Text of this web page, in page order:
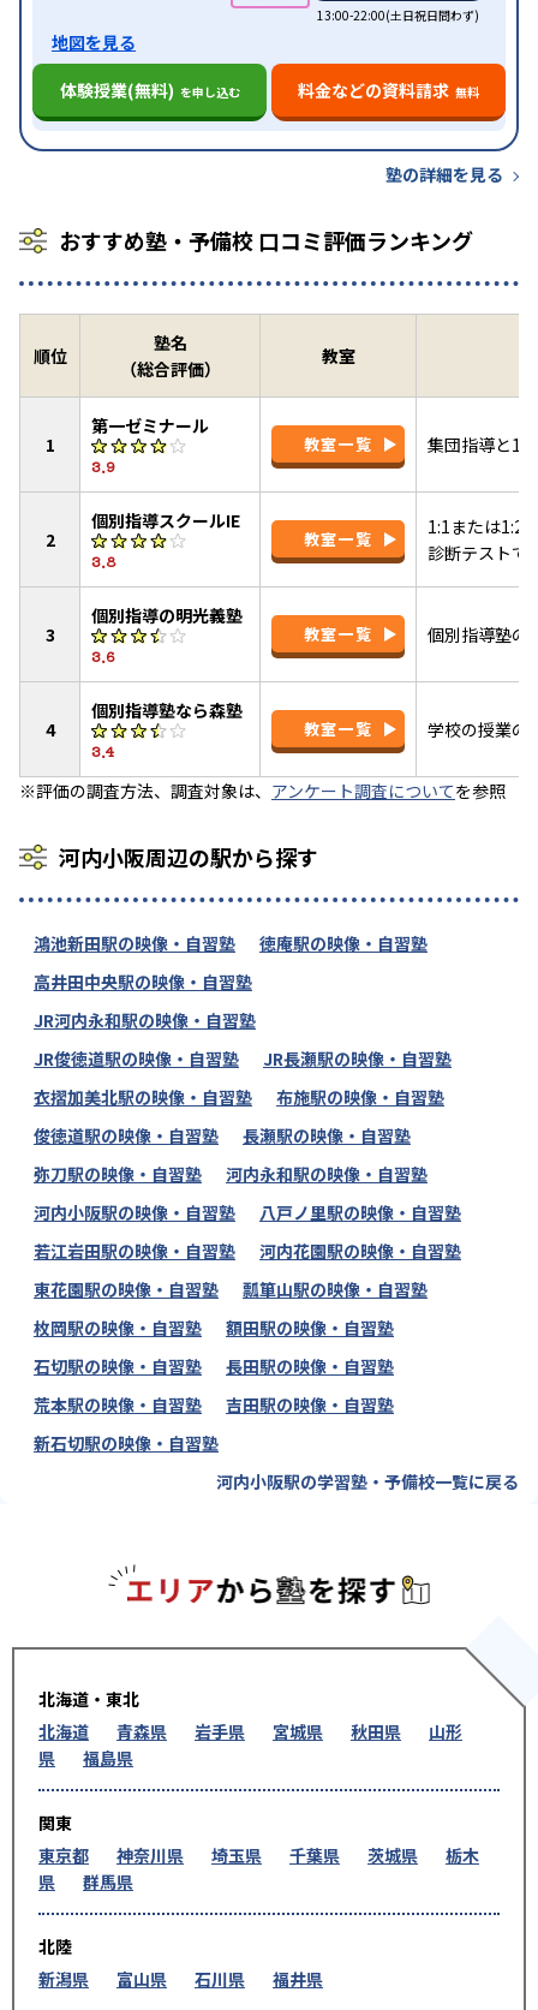
13:00-22:00(土日祝日問わず)
地図を見る
体験授業(無料) を申し込む 料金などの資料請求 無料
塾の詳細を見る
おすすめ塾・予備校 口コミ評価ランキング
順位
塾名
（総合評価）
教室
1
第一ゼミナール
3.9
教室一覧 集団指導と
2
個別指導スクールIE
3.8
教室一覧
1:1または1:2
診断テストで
3
個別指導の明光義塾
3.6
教室一覧 個別指導塾の
4
個別指導塾なら森塾
3.4
教室一覧 学校の授業の
※評価の調査方法、調査対象は、 アンケート調査についてを参照
河内小阪周辺の駅から探す
鴻池新田駅の映像・自習塾
徳庵駅の映像・自習塾
高井田中央駅の映像・自習塾
JR河内永和駅の映像・自習塾
JR俊徳道駅の映像・自習塾
JR長瀬駅の映像・自習塾
衣摺加美北駅の映像・自習塾
布施駅の映像・自習塾
俊徳道駅の映像・自習塾
長瀬駅の映像・自習塾
弥刀駅の映像・自習塾
河内永和駅の映像・自習塾
河内小阪駅の映像・自習塾
八戸ノ里駅の映像・自習塾
若江岩田駅の映像・自習塾
河内花園駅の映像・自習塾
東花園駅の映像・自習塾
瓢箪山駅の映像・自習塾
枚岡駅の映像・自習塾
額田駅の映像・自習塾
石切駅の映像・自習塾
長田駅の映像・自習塾
荒本駅の映像・自習塾
吉田駅の映像・自習塾
新石切駅の映像・自習塾
河内小阪駅の学習塾・予備校一覧に戻る
北海道・東北
北海道
青森県 岩手県 宮城県 秋田県
山形
県
福島県
関東
東京都
神奈川県 埼玉県 千葉県 茨城県
栃木
県
群馬県
北陸
新潟県
富山県 石川県 福井県